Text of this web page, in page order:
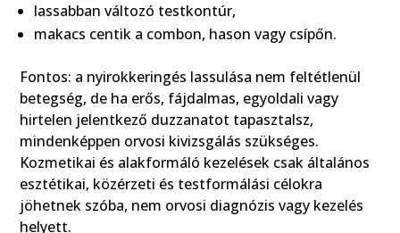
lassabban változó testkontúr,
makacs centik a combon, hason vagy csípőn.
Fontos: a nyirokkeringés lassulása nem feltétlenül
betegség, de ha erős, fájdalmas, egyoldali vagy
hirtelen jelentkező duzzanatot tapasztalsz,
mindenképpen orvosi kivizsgálás szükséges.
Kozmetikai és alakformáló kezelések csak általános
esztétikai, közérzeti és testformálási célokra
jöhetnek szóba, nem orvosi diagnózis vagy kezelés
helyett.